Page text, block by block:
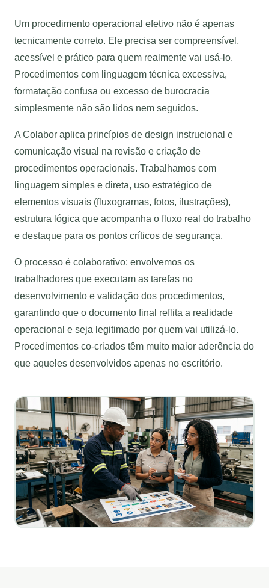
Um procedimento operacional efetivo não é apenas
tecnicamente correto. Ele precisa ser compreensível,
acessível e prático para quem realmente vai usá-lo.
Procedimentos com linguagem técnica excessiva,
formatação confusa ou excesso de burocracia
simplesmente não são lidos nem seguidos.
A Colabor aplica princípios de design instrucional e
comunicação visual na revisão e criação de
procedimentos operacionais. Trabalhamos com
linguagem simples e direta, uso estratégico de
elementos visuais (fluxogramas, fotos, ilustrações),
estrutura lógica que acompanha o fluxo real do trabalho
e destaque para os pontos críticos de segurança.
O processo é colaborativo: envolvemos os
trabalhadores que executam as tarefas no
desenvolvimento e validação dos procedimentos,
garantindo que o documento final reflita a realidade
operacional e seja legitimado por quem vai utilizá-lo.
Procedimentos co-criados têm muito maior aderência do
que aqueles desenvolvidos apenas no escritório.